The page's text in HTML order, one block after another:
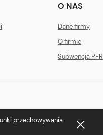
przechowywania
O NAS
Dane firmy
O firmie
Subwencja PFR